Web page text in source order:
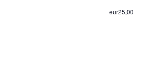
eur25,00